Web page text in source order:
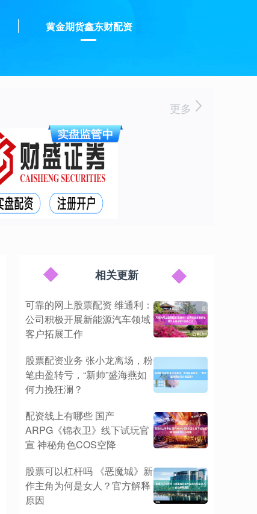
黄金期货鑫东财配资
更多
相关更新
可靠的网上股票配资 维通利：
公司积极开展新能源汽车领域
客户拓展工作
股票配资业务 张小龙离场，粉
笔由盈转亏，“新帅”盛海燕如
何力挽狂澜？
配资线上有哪些 国产
ARPG《锦衣卫》线下试玩官
宣 神秘角色COS空降
股票可以杠杆吗 《恶魔城》新
作主角为何是女人？官方解释
原因